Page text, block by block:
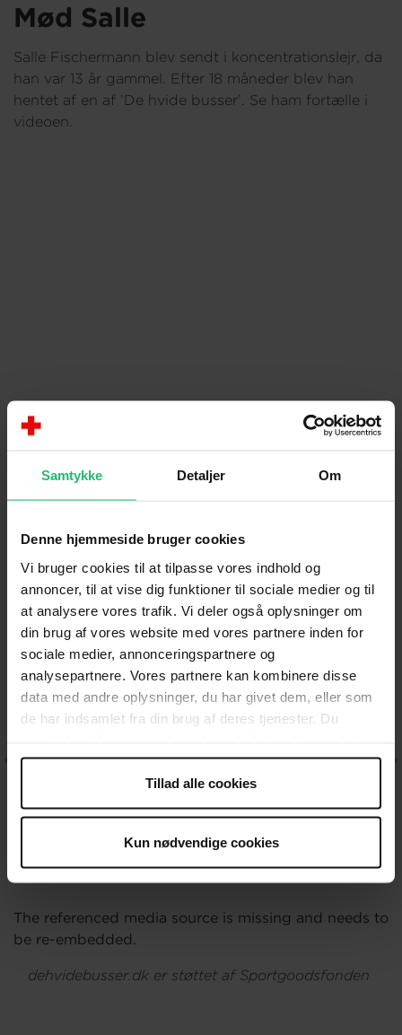
Samtykke Detaljer Om
Denne hjemmeside bruger cookies
Vi bruger cookies til at tilpasse vores indhold og
annoncer, til at vise dig funktioner til sociale medier og til
at analysere vores trafik. Vi deler også oplysninger om
din brug af vores website med vores partnere inden for
sociale medier, annonceringspartnere og
analysepartnere. Vores partnere kan kombinere disse
data med andre oplysninger, du har givet dem, eller som
de har indsamlet fra din brug af deres tjenester. Du
anvende vores hjemmeside.
Tillad alle cookies
Kun nødvendige cookies
Mød Salle
Salle Fischermann blev sendt i koncentrationslejr, da
han var 13 år gammel. Efter 18 måneder blev han
hentet af en af ’De hvide busser’. Se ham fortælle i
videoen.
04:27
Hvis du kunne køre en hvid bus i dag,
hvem ville du så hente?
The referenced media source is missing and needs to
be re-embedded.
dehvidebusser.dk er støttet af Sportgoodsfonden